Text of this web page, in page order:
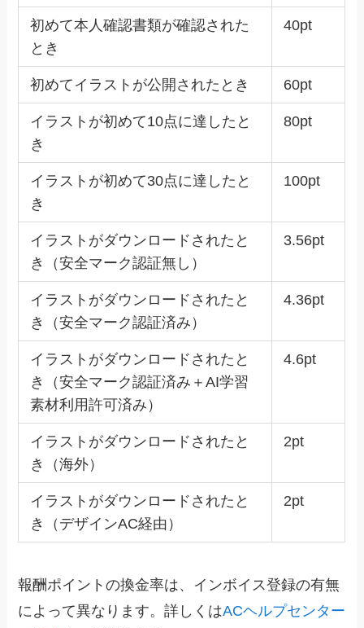
初めて本人確認書類が確認された
とき
40pt
初めてイラストが公開されたとき 60pt
イラストが初めて10点に達したと
き
80pt
イラストが初めて30点に達したと
き
100pt
イラストがダウンロードされたと
き（安全マーク認証無し）
3.56pt
イラストがダウンロードされたと
き（安全マーク認証済み）
4.36pt
イラストがダウンロードされたと
き（安全マーク認証済み＋AI学習
素材利用許可済み）
4.6pt
イラストがダウンロードされたと
き（海外）
2pt
イラストがダウンロードされたと
き（デザインAC経由）
2pt
報酬ポイントの換金率は、インボイス登録の有無
によって異なります。詳しくはACヘルプセンター